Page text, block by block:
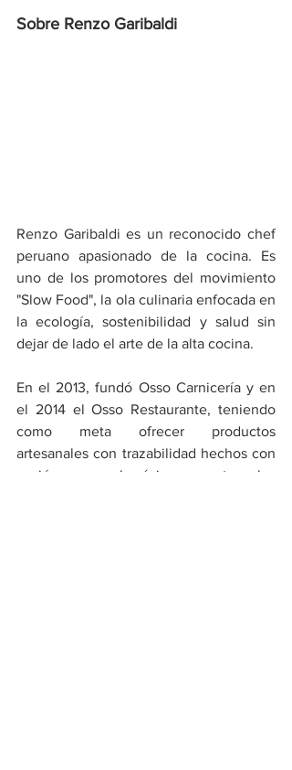
Sobre Renzo Garibaldi
Renzo Garibaldi es un reconocido chef
peruano apasionado de la cocina. Es
uno de los promotores del movimiento
"Slow Food", la ola culinaria enfocada en
la ecología, sostenibilidad y salud sin
dejar de lado el arte de la alta cocina.
En el 2013, fundó Osso Carnicería y en
el 2014 el Osso Restaurante, teniendo
como meta ofrecer productos
artesanales con trazabilidad hechos con
pasión y con el máximo respeto a los